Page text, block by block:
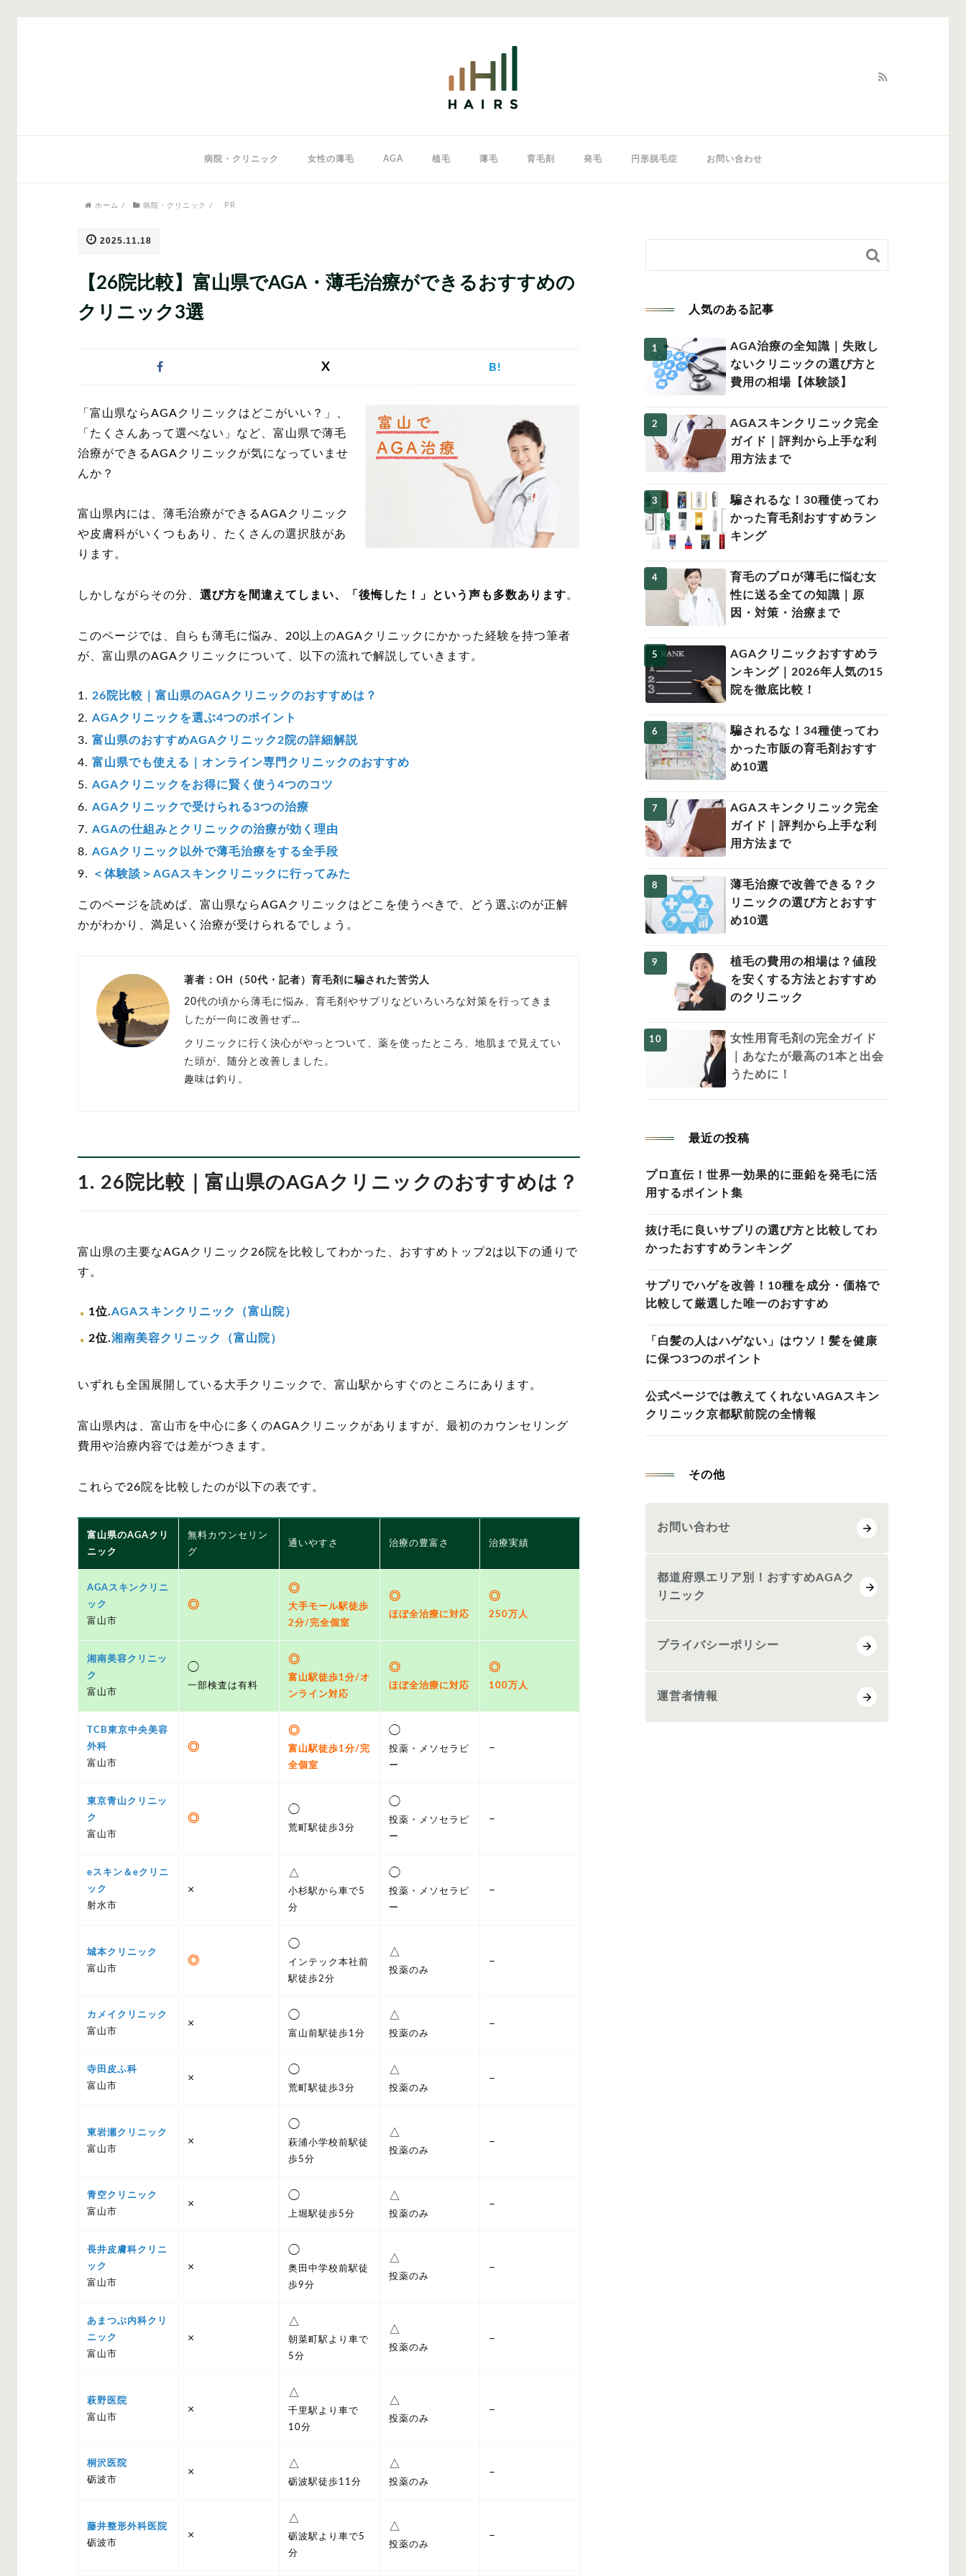
病院・クリニック 女性の薄毛 AGA 植毛 薄毛 育毛剤 発毛 円形脱毛症 お問い合わせ
ホーム / 病院・クリニック / PR
2025.11.18
【26院比較】富山県でAGA・薄毛治療ができるおすすめの
クリニック3選
X B!
「富山県ならAGAクリニックはどこがいい？」、
「たくさんあって選べない」など、富山県で薄毛
治療ができるAGAクリニックが気になっていませ
んか？
富山県内には、薄毛治療ができるAGAクリニック
や皮膚科がいくつもあり、たくさんの選択肢があ
ります。
しかしながらその分、 選び方を間違えてしまい、「後悔した！」という声も多数あります。
このページでは、自らも薄毛に悩み、20以上のAGAクリニックにかかった経験を持つ筆者
が、富山県のAGAクリニックについて、以下の流れで解説していきます。
26院比較｜富山県のAGAクリニックのおすすめは？
AGAクリニックを選ぶ4つのポイント
富山県のおすすめAGAクリニック2院の詳細解説
富山県でも使える｜オンライン専門クリニックのおすすめ
AGAクリニックをお得に賢く使う4つのコツ
AGAクリニックで受けられる3つの治療
AGAの仕組みとクリニックの治療が効く理由
AGAクリニック以外で薄毛治療をする全手段
＜体験談＞AGAスキンクリニックに行ってみた
このページを読めば、富山県ならAGAクリニックはどこを使うべきで、どう選ぶのが正解
かがわかり、満足いく治療が受けられるでしょう。
著者：OH（50代・記者）育毛剤に騙された苦労人
20代の頃から薄毛に悩み、育毛剤やサプリなどいろいろな対策を行ってきま
したが一向に改善せず…
クリニックに行く決心がやっとついて、薬を使ったところ、地肌まで見えてい
た頭が、随分と改善しました。
趣味は釣り。
1. 26院比較｜富山県のAGAクリニックのおすすめは？
富山県の主要なAGAクリニック26院を比較してわかった、おすすめトップ2は以下の通りで
す。
1位.AGAスキンクリニック（富山院）
2位.湘南美容クリニック（富山院）
いずれも全国展開している大手クリニックで、富山駅からすぐのところにあります。
富山県内は、富山市を中心に多くのAGAクリニックがありますが、最初のカウンセリング
費用や治療内容では差がつきます。
これらで26院を比較したのが以下の表です。
富山県のAGAクリ
ニック
無料カウンセリン
グ
通いやすさ 治療の豊富さ 治療実績
AGAスキンクリニ
ック
富山市
◎
◎
大手モール駅徒歩
2分/完全個室
◎
ほぼ全治療に対応
◎
250万人
湘南美容クリニッ
ク
富山市
◯
一部検査は有料
◎
富山駅徒歩1分/オ
ンライン対応
◎
ほぼ全治療に対応
◎
100万人
TCB東京中央美容
外科
富山市
◎
◎
富山駅徒歩1分/完
全個室
◯
投薬・メソセラピ
ー
–
東京青山クリニッ
ク
富山市
◎
◯
荒町駅徒歩3分
◯
投薬・メソセラピ
ー
–
eスキン＆eクリニ
ック
射水市
×
△
小杉駅から車で5
分
◯
投薬・メソセラピ
ー
–
城本クリニック
富山市
◎
◯
インテック本社前
駅徒歩2分
△
投薬のみ
–
カメイクリニック
富山市
×
◯
富山前駅徒歩1分
△
投薬のみ
–
寺田皮ふ科
富山市
×
◯
荒町駅徒歩3分
△
投薬のみ
–
東岩瀬クリニック
富山市
×
◯
萩浦小学校前駅徒
歩5分
△
投薬のみ
–
青空クリニック
富山市
×
◯
上堀駅徒歩5分
△
投薬のみ
–
長井皮膚科クリニ
ック
富山市
×
◯
奥田中学校前駅徒
歩9分
△
投薬のみ
–
あまつぶ内科クリ
ニック
富山市
×
△
朝菜町駅より車で
5分
△
投薬のみ
–
萩野医院
富山市
×
△
千里駅より車で
10分
△
投薬のみ
–
桐沢医院
砺波市
×
△
砺波駅徒歩11分
△
投薬のみ
–
藤井整形外科医院
砺波市
×
△
砺波駅より車で5
分
△
投薬のみ
–

人気のある記事
AGA治療の全知識｜失敗し
ないクリニックの選び方と
費用の相場【体験談】
AGAスキンクリニック完全
ガイド｜評判から上手な利
用方法まで
騙されるな！30種使ってわ
かった育毛剤おすすめラン
キング
育毛のプロが薄毛に悩む女
性に送る全ての知識｜原
因・対策・治療まで
AGAクリニックおすすめラ
ンキング｜2026年人気の15
院を徹底比較！
騙されるな！34種使ってわ
かった市販の育毛剤おすす
め10選
AGAスキンクリニック完全
ガイド｜評判から上手な利
用方法まで
薄毛治療で改善できる？ク
リニックの選び方とおすす
め10選
植毛の費用の相場は？値段
を安くする方法とおすすめ
のクリニック
女性用育毛剤の完全ガイド
｜あなたが最高の1本と出会
うために！
最近の投稿
プロ直伝！世界一効果的に亜鉛を発毛に活
用するポイント集
抜け毛に良いサプリの選び方と比較してわ
かったおすすめランキング
サプリでハゲを改善！10種を成分・価格で
比較して厳選した唯一のおすすめ
「白髪の人はハゲない」はウソ！髪を健康
に保つ3つのポイント
公式ページでは教えてくれないAGAスキン
クリニック京都駅前院の全情報
その他
お問い合わせ
都道府県エリア別！おすすめAGAク
リニック
プライバシーポリシー
運営者情報
医師監修 AGAクリニック
AGA M字はげ つむじハゲ 女性の薄毛
かつら・ヴ
病院・クリ